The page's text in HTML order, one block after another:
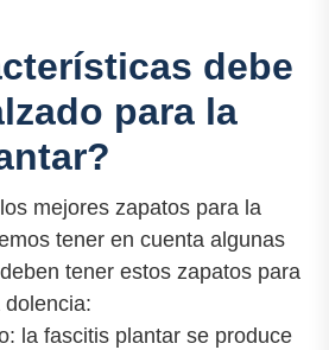
debe
para la
mejores zapatos para la
tener en cuenta algunas
tener estos zapatos para
la fascitis plantar se produce